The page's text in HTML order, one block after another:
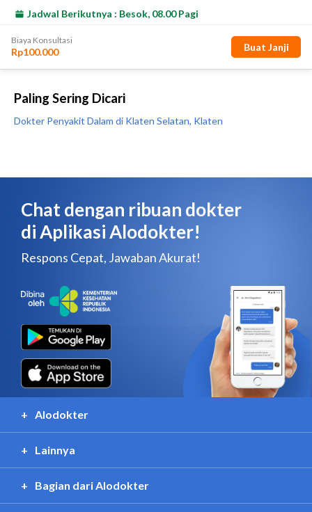
Paling Sering Dicari
Dokter Penyakit Dalam di Klaten Selatan, Klaten